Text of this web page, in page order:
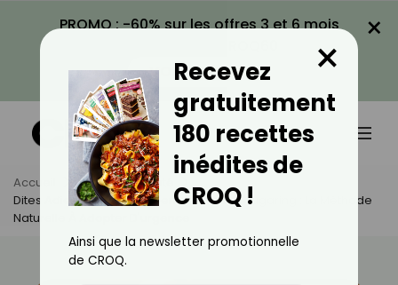
PROMO : -60% sur les offres 3 et 6 mois
VOIR LA PROMO
×
Accueil Actus
Beauté
Dites Adieu Aux Poils Du Menton Avec Le Sugaring : La Méthode
Naturelle À Adopter D'urgence
Recevez
gratuitement
180 recettes
inédites de
CROQ !
×
Ainsi que la newsletter promotionnelle
de CROQ.